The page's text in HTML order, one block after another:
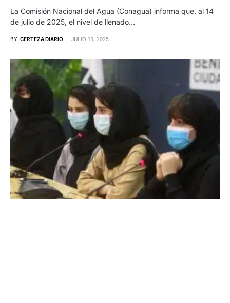
La Comisión Nacional del Agua (Conagua) informa que, al 14
de julio de 2025, el nivel de llenado…
BY CERTEZA DIARIO JULIO 15, 2025